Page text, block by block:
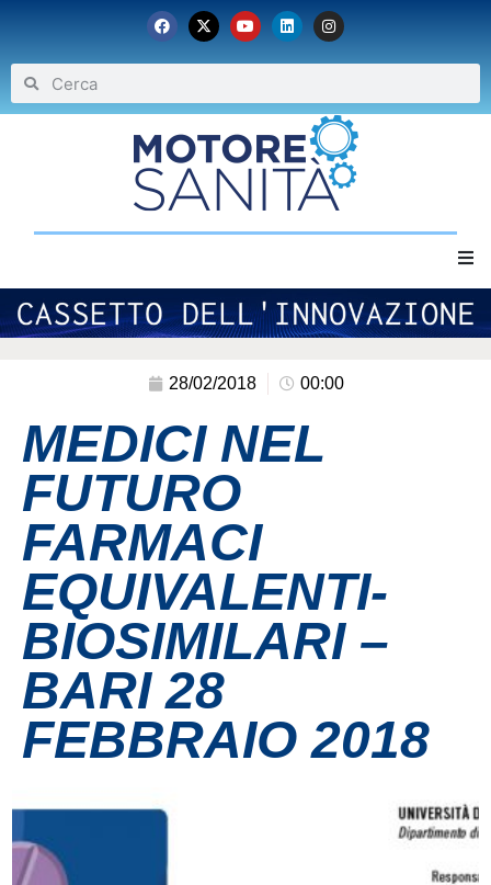
Home
Eventi
Archivio
Contatti
Grandi eventi
Ospedale Virtuale
MotoRare
28/02/2018 00:00
MEDICI NEL
FUTURO
FARMACI
EQUIVALENTI-
BIOSIMILARI –
BARI 28
FEBBRAIO 2018